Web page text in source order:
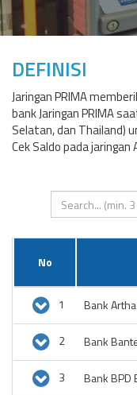
DEFINISI
Jaringan PRIMA
bank Jaringan PRIMA
Selatan, dan Thailand)
Cek Saldo pada jaringan
No
1 Bank
2 Bank
3 Bank BPD